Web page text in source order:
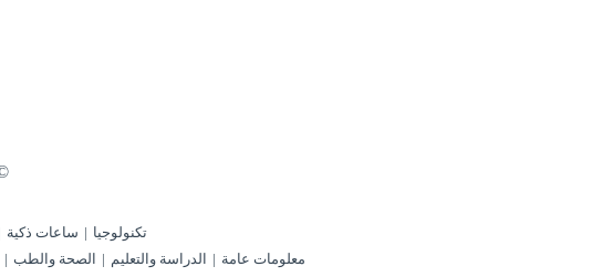
©2021
تكنولوجيا ساعات ذكية
معلومات عامة
الدراسة والتعليم الصحة والطب